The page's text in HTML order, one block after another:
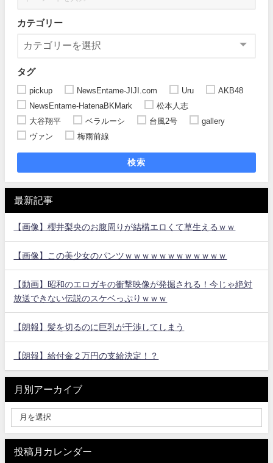
カテゴリー
タグ
pickup NewsEntame-JIJI.com Uru
AKB48
NewsEntame-HatenaBKMark
松本人志
大谷翔平
ベラルーシ 台風2号
gallery
ヴァン
梅雨前線
検索
最新記事
【画像】櫻井梨央のお腹周りが結構エロくて草生えるｗｗ
【画像】この美少女のパンツｗｗｗｗｗｗｗｗｗｗｗｗ
【動画】昭和のエロガキの衝撃映像が発掘される！今じゃ絶対
放送できない伝説のスケベっぷりｗｗｗ
【朗報】髪を切るのに巨乳が干渉してしまう
【朗報】給付金２万円の支給決定！？
月別アーカイブ
投稿月カレンダー